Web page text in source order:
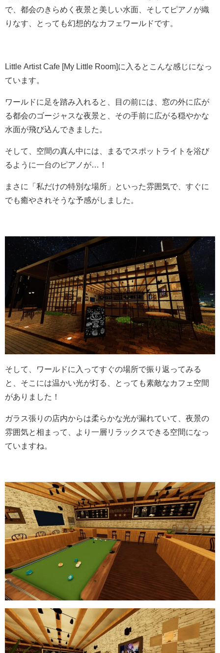
で、都会のきらめく夜景と美しい水面、そしてピアノが織
りなす、とっても幻想的なカフェワールドです。
Little Artist Cafe [My Little Room]に入るとこんな感じになっ
ています。
ワールドに足を踏み入れると、目の前には、窓の外に広が
る都会のゴージャスな夜景と、その手前に広がる穏やかな
水面が飛び込んできました。
そして、空間の真ん中には、まるでスポットライトを浴び
るように一台のピアノが…！
まさに「私だけの特別な場所」といった雰囲気で、すぐに
でも癒やされそうな予感がしました。
そして、ワールドに入ってすぐの場所で振り返ってみる
と、そこには温かい光が灯る、とっても素敵なカフェ空間
がありました！
ガラス張りの店内からは柔らかな光が漏れていて、夜景の
雰囲気と相まって、より一層リラックスできる空間になっ
ていますね。